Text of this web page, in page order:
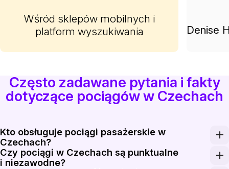
Wśród sklepów mobilnych i
platform wyszukiwania
Denise
Często zadawane pytania i fakty
dotyczące pociągów w Czechach
Kto obsługuje pociągi pasażerskie w
Czechach?
Państwowym operatorem jest České dráhy, które
Czy pociągi w Czechach są punktualne
i niezawodne?